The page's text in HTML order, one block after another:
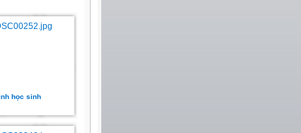
học sinh